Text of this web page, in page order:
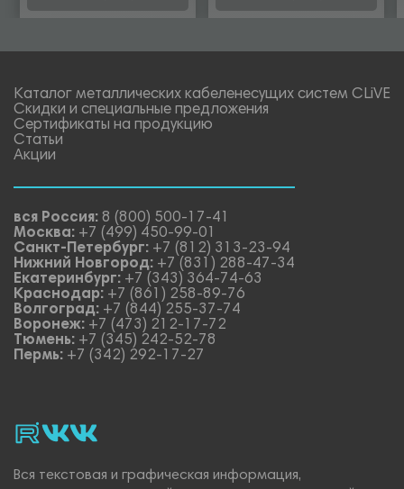
Каталог металлических кабеленесущих систем CLiVE
Скидки и специальные предложения
Сертификаты на продукцию
Статьи
Акции
вся Россия: 8 (800) 500-17-41
Москва: +7 (499) 450-99-01
Санкт-Петербург: +7 (812) 313-23-94
Нижний Новгород: +7 (831) 288-47-34
Екатеринбург: +7 (343) 364-74-63
Краснодар: +7 (861) 258-89-76
Волгоград: +7 (844) 255-37-74
Воронеж: +7 (473) 212-17-72
Тюмень: +7 (345) 242-52-78
Пермь: +7 (342) 292-17-27
rutubevk_video.
Vk.
Вся текстовая и графическая информация,